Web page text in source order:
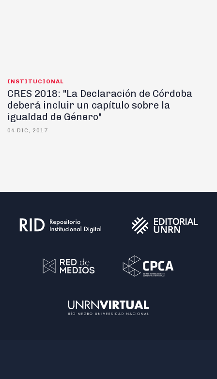
INSTITUCIONAL
CRES 2018: "La Declaración de Córdoba
deberá incluir un capítulo sobre la
igualdad de Género"
04 DIC, 2017